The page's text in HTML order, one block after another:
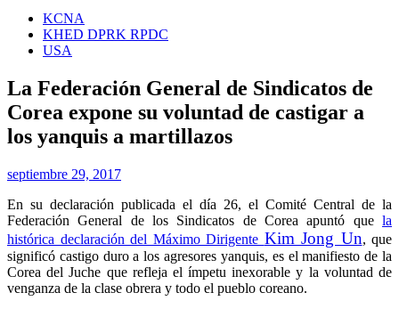
KCNA
KHED DPRK RPDC
USA
La Federación General de Sindicatos de
Corea expone su voluntad de castigar a
los yanquis a martillazos
septiembre 29, 2017
En su declaración publicada el día 26, el Comité Central de la
Federación General de los Sindicatos de Corea apuntó que la
histórica declaración del Máximo Dirigente Kim Jong Un, que
significó castigo duro a los agresores yanquis, es el manifiesto de la
Corea del Juche que refleja el ímpetu inexorable y la voluntad de
venganza de la clase obrera y todo el pueblo coreano.